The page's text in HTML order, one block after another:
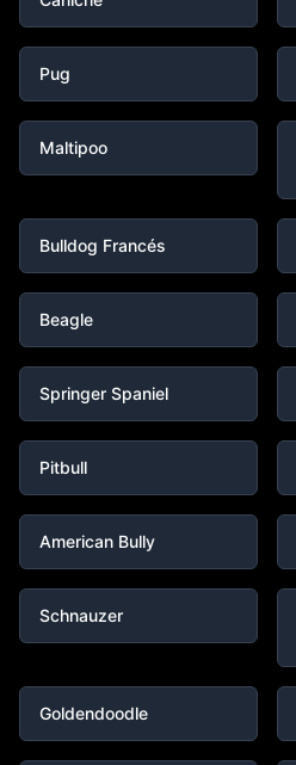
Pug
Maltipoo
Bulldog Francés
Beagle
Springer Spaniel
Pitbull
American Bully
Schnauzer
Goldendoodle